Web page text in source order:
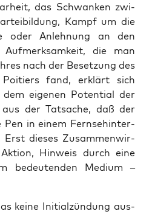
das Schwan­ken zwi­
Kampf um die
oder Anleh­nung an den
die man
nach der Beset­zung des
Poi­tiers fand, erklärt sich
eige­nen Poten­ti­al der
der Tat­sa­che, daß der
Pen in einem Fern­seh­in­ter­
die­ses Zusam­men­wir­
Hin­weis durch eine
bedeu­ten­den Medi­um –
kei­ne Initi­al­zün­dung aus­